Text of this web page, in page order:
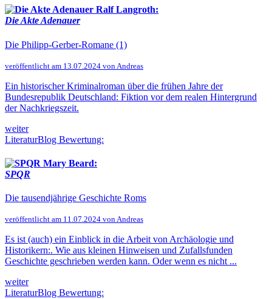
Ralf Langroth:
Die Akte Adenauer
Die Philipp-Gerber-Romane (1)
veröffentlicht am 13.07.2024 von Andreas
Ein historischer Kriminalroman über die frühen Jahre der
Bundesrepublik Deutschland: Fiktion vor dem realen Hintergrund
der Nachkriegszeit.
weiter
LiteraturBlog Bewertung:
Mary Beard:
SPQR
Die tausendjährige Geschichte Roms
veröffentlicht am 11.07.2024 von Andreas
Es ist (auch) ein Einblick in die Arbeit von Archäologie und
Historikern:. Wie aus kleinen Hinweisen und Zufallsfunden
Geschichte geschrieben werden kann. Oder wenn es nicht ...
weiter
LiteraturBlog Bewertung: